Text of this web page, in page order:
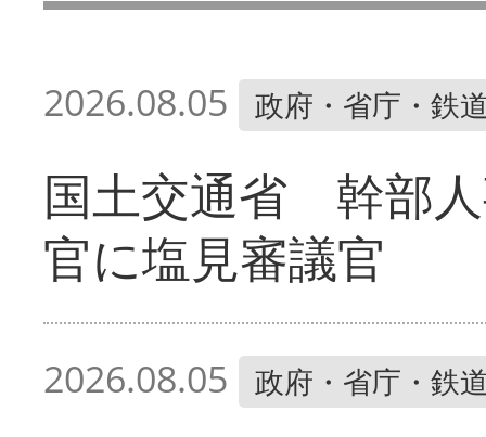
2026.08.05 政府・省庁・鉄
国土交通省 幹部
官に塩見審議官
2026.08.05 政府・省庁・鉄